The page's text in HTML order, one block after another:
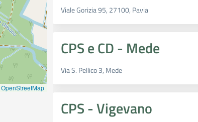
OpenStreetMap
Viale Gorizia 95, 27100, Pavia
CPS e CD - Mede
Via S. Pellico 3, Mede
CPS - Vigevano